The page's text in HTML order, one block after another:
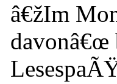
â€žIm
davonâ€œ